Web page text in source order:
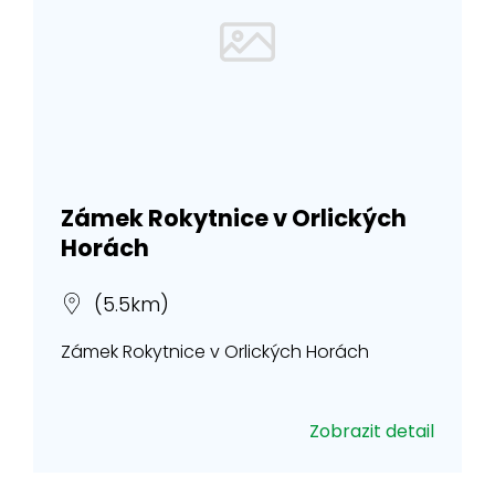
Zámek Rokytnice v Orlických
Horách
(5.5km)
Zámek Rokytnice v Orlických Horách
Zobrazit detail